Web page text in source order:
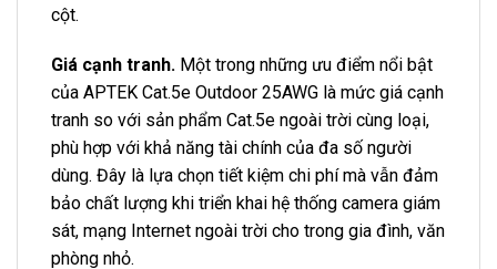
cột.
Giá cạnh tranh. Một trong những ưu điểm nổi bật
của APTEK Cat.5e Outdoor 25AWG là mức giá cạnh
tranh so với sản phẩm Cat.5e ngoài trời cùng loại,
phù hợp với khả năng tài chính của đa số người
dùng. Đây là lựa chọn tiết kiệm chi phí mà vẫn đảm
bảo chất lượng khi triển khai hệ thống camera giám
sát, mạng Internet ngoài trời cho trong gia đình, văn
phòng nhỏ.